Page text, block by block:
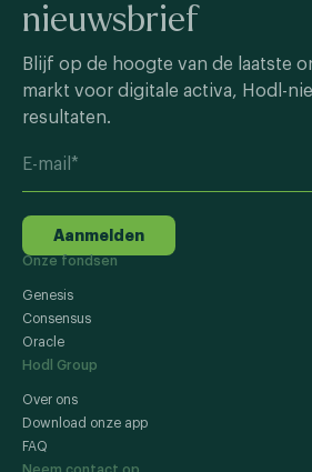
nieuwsbrief
Blijf op de hoogte van de laatste
markt voor digitale activa, Hodl-
resultaten.
Aanmelden
Onze fondsen
Genesis
Consensus
Oracle
Hodl Group
Over ons
Download onze app
FAQ